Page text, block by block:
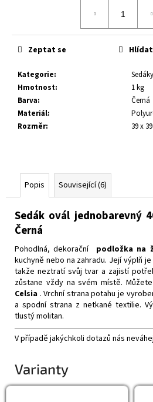
Kategorie:
Hmotnost:
1 kg
Barva:
Černá
Materiál:
Rozměr: 39 x
Zeptat se Hlídat
Popis Související (6)
Sedák ovál jednobarevný
Černá
Pohodlná, dekorační podložka na
kuchyně nebo na zahradu. Její výplň
takže neztratí svůj tvar a zajistí
zůstane vždy na svém místě.
Celsia .Vrchní strana potahu je
a spodní strana z netkané textilie.
tlustý molitan.
V případě jakýchkoli dotazů nás
Varianty
m